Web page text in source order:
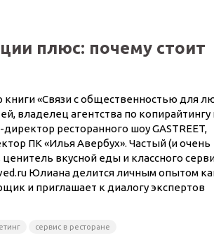
плюс: почему стоит
книги «Связи с общественностью для
владелец агентства по копирайтингу
ресторанного шоу GASTREET,
ПК «Илья Авербух». Частый (и очень
вкусной еды и классного
Юлиана делится личным опытом
и приглашает к диалогу экспертов
сервис в ресторане